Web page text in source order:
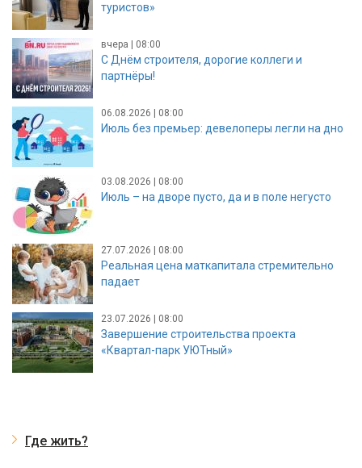
туристов»
вчера | 08:00
С Днём строителя, дорогие коллеги и
партнёры!
06.08.2026 | 08:00
Июль без премьер: девелоперы легли на дно
03.08.2026 | 08:00
Июль – на дворе пусто, да и в поле негусто
27.07.2026 | 08:00
Реальная цена маткапитала стремительно
падает
23.07.2026 | 08:00
Завершение строительства проекта
«Квартал-парк УЮТный»
Где жить?